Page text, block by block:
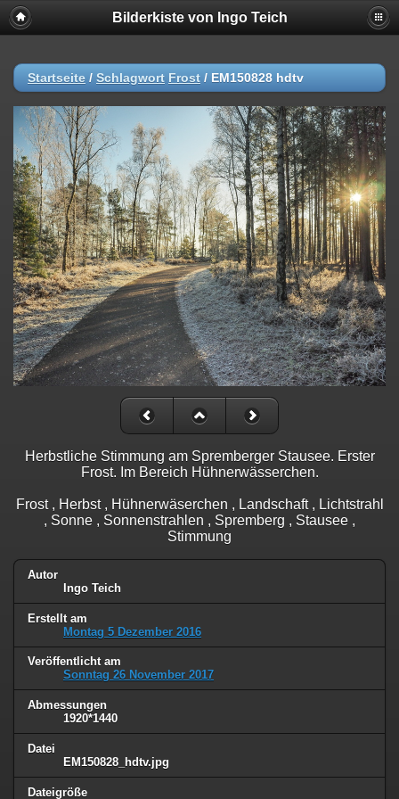
Bilderkiste von Ingo Teich
Startseite / Schlagwort Frost / EM150828 hdtv
Herbstliche Stimmung am Spremberger Stausee. Erster
Frost. Im Bereich Hühnerwässerchen.
Frost , Herbst , Hühnerwäserchen , Landschaft , Lichtstrahl
, Sonne , Sonnenstrahlen , Spremberg , Stausee ,
Stimmung
Autor
Ingo Teich
Erstellt am
Montag 5 Dezember 2016
Veröffentlicht am
Sonntag 26 November 2017
Abmessungen
1920*1440
Datei
EM150828_hdtv.jpg
Dateigröße